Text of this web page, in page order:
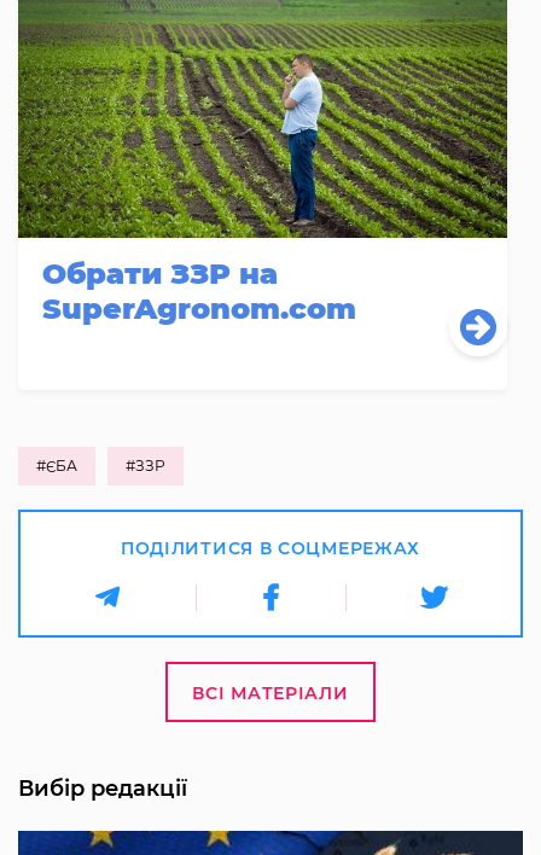
Обрати ЗЗР на
SuperAgronom.com
#ЄБА #ЗЗР
ПОДІЛИТИСЯ В СОЦМЕРЕЖАХ
ВСІ МАТЕРІАЛИ
Вибір редакції